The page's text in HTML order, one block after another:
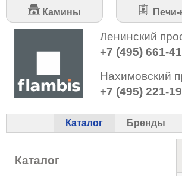
Камины
Ленинский
+7 (495) 661-
Нахимовский
+7 (495) 221-
Каталог Бренды
Каталог